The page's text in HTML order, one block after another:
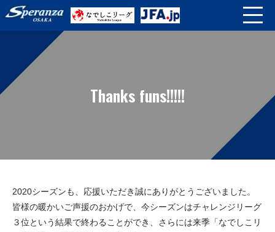
Thanks funs!!!!!
2020シーズンも、応援いただき誠にありがとうございました。
皆様の暖かいご声援のおかげで、今シーズンはチャレンジリーグ
３位という結果で終わることができ、さらには来季「なでしこリ